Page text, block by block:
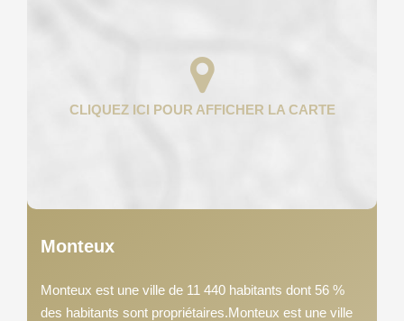
Monteux
Monteux est une ville de 11 440 habitants dont 56 %
des habitants sont propriétaires.Monteux est une ville